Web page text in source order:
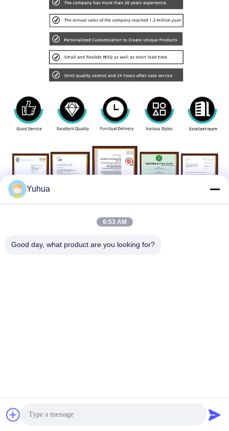
Yuhua
6:53 AM
Good day, what product are you looking for?